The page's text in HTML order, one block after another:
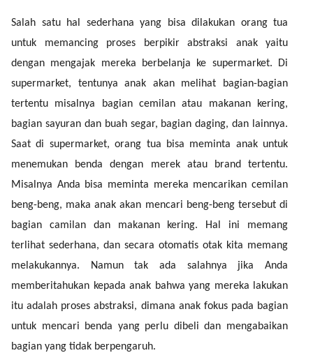
Salah satu hal sederhana yang bisa dilakukan orang tua
untuk memancing proses berpikir abstraksi anak yaitu
dengan mengajak mereka berbelanja ke supermarket. Di
supermarket, tentunya anak akan melihat bagian-bagian
tertentu misalnya bagian cemilan atau makanan kering,
bagian sayuran dan buah segar, bagian daging, dan lainnya.
Saat di supermarket, orang tua bisa meminta anak untuk
menemukan benda dengan merek atau brand tertentu.
Misalnya Anda bisa meminta mereka mencarikan cemilan
beng-beng, maka anak akan mencari beng-beng tersebut di
bagian camilan dan makanan kering. Hal ini memang
terlihat sederhana, dan secara otomatis otak kita memang
melakukannya. Namun tak ada salahnya jika Anda
memberitahukan kepada anak bahwa yang mereka lakukan
itu adalah proses abstraksi, dimana anak fokus pada bagian
untuk mencari benda yang perlu dibeli dan mengabaikan
bagian yang tidak berpengaruh.